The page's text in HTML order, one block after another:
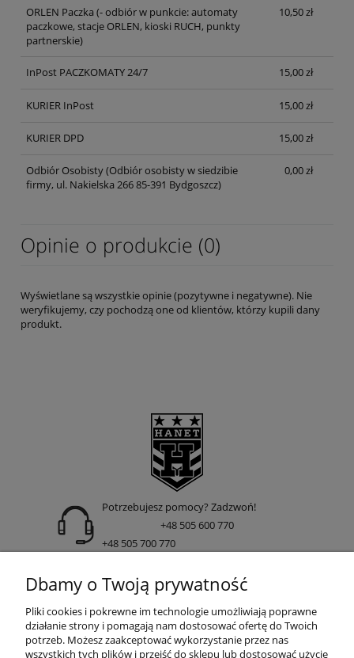
ORLEN Paczka (- odbiór w punkcie: automaty
paczkowe, stacje ORLEN, kioski RUCH, punkty
partnerskie)
10,50 zł
InPost PACZKOMATY 24/7 15,00 zł
KURIER InPost 15,00 zł
KURIER DPD 15,00 zł
Odbiór Osobisty(Odbiór osobisty w siedzibie
firmy, ul. Nakielska 266 85-391 Bydgoszcz)
0,00 zł
Opinie o produkcie (0)
Wyświetlane są wszystkie opinie (pozytywne i negatywne). Nie
weryfikujemy, czy pochodzą one od klientów, którzy kupili dany
produkt.
Potrzebujesz pomocy? Zadzwoń!
+48 505 600 770
+48 505 700 770
ul. Nakielska 266 85-391 Bydgoszcz
Dbamy o Twoją prywatność
Pliki cookies i pokrewne im technologie umożliwiają poprawne
działanie strony i pomagają nam dostosować ofertę do Twoich
potrzeb. Możesz zaakceptować wykorzystanie przez nas
wszystkich tych plików i przejść do sklepu lub dostosować użycie